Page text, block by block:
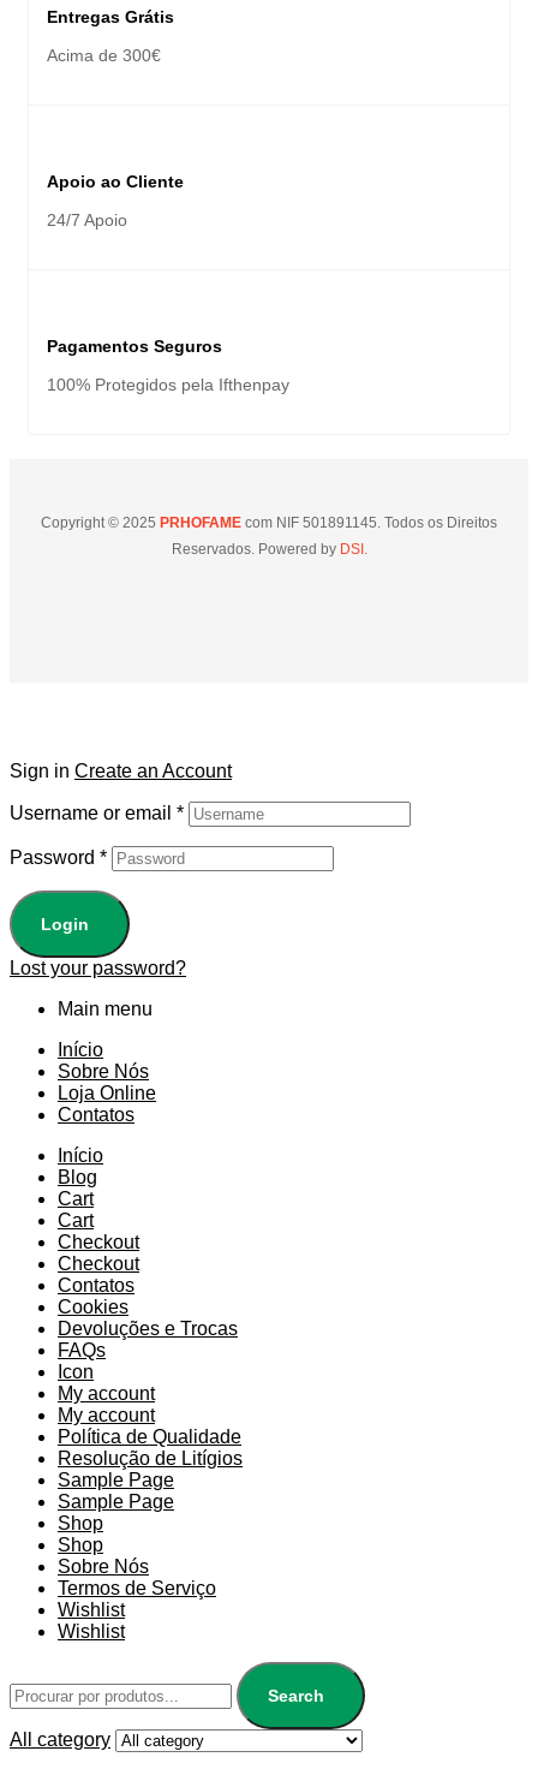
Entregas Grátis
Acima de 300€
Apoio ao Cliente
24/7 Apoio
Pagamentos Seguros
100% Protegidos pela Ifthenpay
Copyright © 2025 PRHOFAME com NIF 501891145. Todos os Direitos
Reservados. Powered byDSI.
Sign in Create an Account
Username or email *
Password *
Login
Lost your password?
Main menu
Início
Sobre Nós
Loja Online
Contatos
Início
Blog
Cart
Cart
Checkout
Checkout
Contatos
Cookies
Devoluções e Trocas
FAQs
Icon
My account
My account
Política de Qualidade
Resolução de Litígios
Sample Page
Sample Page
Shop
Shop
Sobre Nós
Termos de Serviço
Wishlist
Wishlist
Search
All category